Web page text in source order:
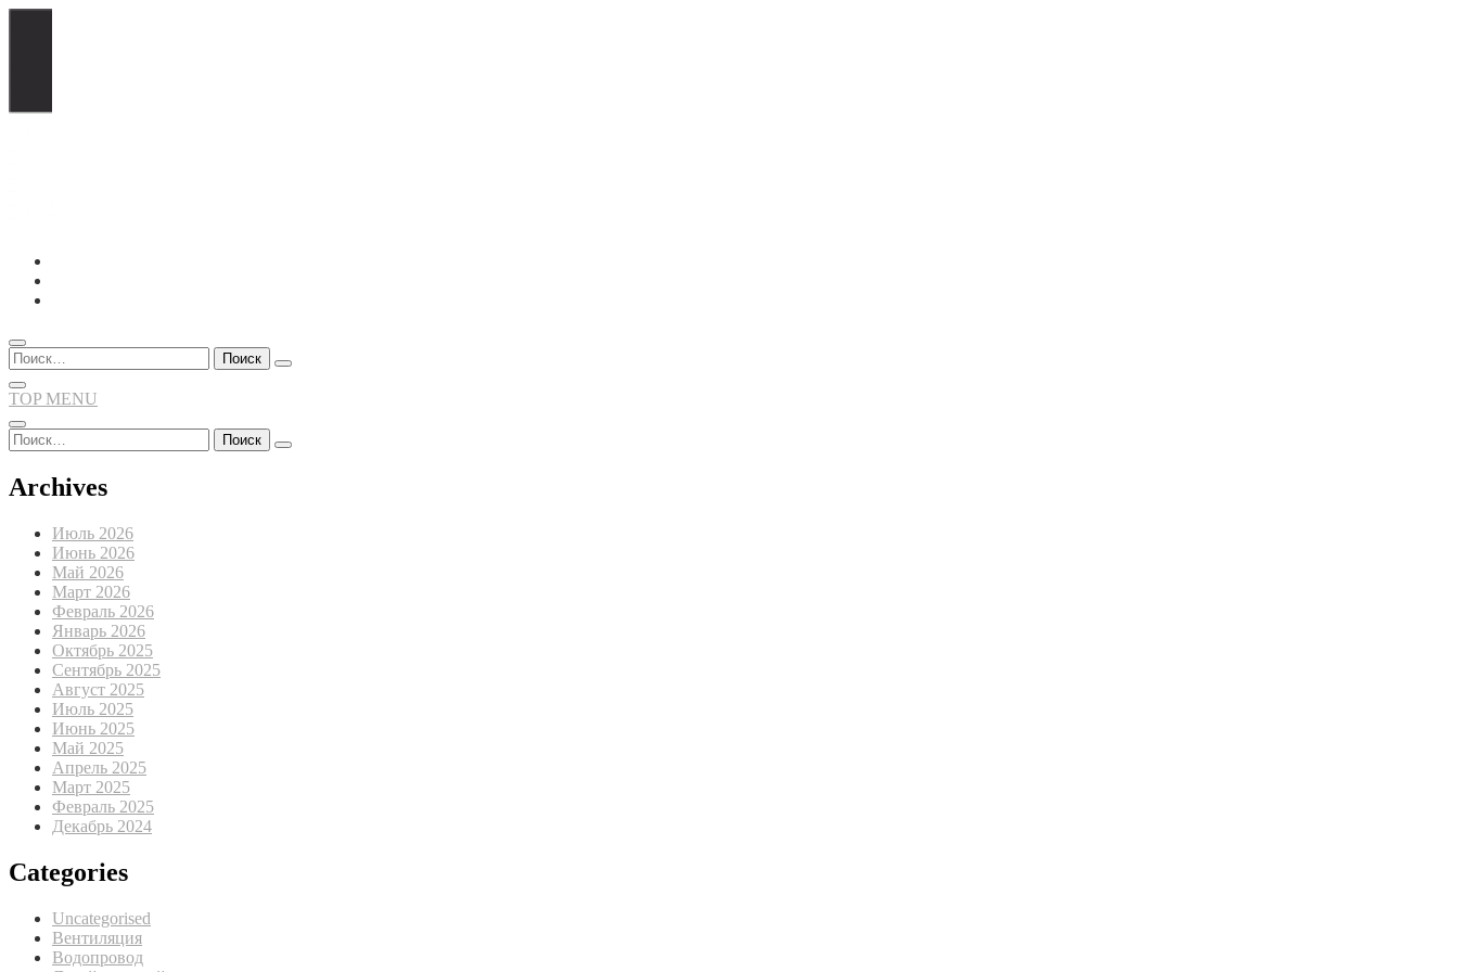
Перейти
содержимому
Найти:
TOP MENU
Найти:
Archives
Июль 2026
Июнь 2026
Май 2026
Март 2026
Февраль 2026
Январь 2026
Октябрь 2025
Сентябрь 2025
Август 2025
Июль 2025
Июнь 2025
Май 2025
Апрель 2025
Март 2025
Февраль 2025
Декабрь 2024
Categories
Uncategorised
Вентиляция
Водопровод